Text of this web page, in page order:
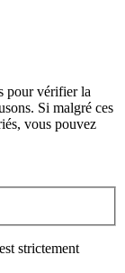
pour vérifier la
Si malgré ces
vous pouvez
strictement